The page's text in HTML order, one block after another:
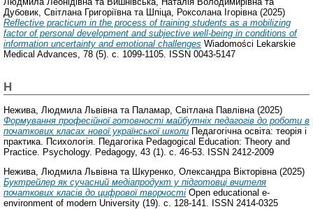
Дубовик, Світлана Григоріївната Шпіца, Роксолана Ігорівна(2025)
Reflective practicum in the process of training students as a mobilizing
factor of personal development and subjective well-being in conditions of
information uncertainty and emotional challenges Wiadomości Lekarskie
Medical Advances, 78 (5). с. 1099-1105. ISSN 0043-5147
Н
Нежива, Людмила Львівна та Паламар, Світлана Павлівна (2025)
Формування професійної готовності майбутніх педагогів до роботи в
початкових класах нової української школи Педагогічна освіта: теорія і
практика. Психологія. Педагогіка Pedagogical Education: Theory and
Practice. Psychology. Pedagogy, 43 (1). с. 46-53. ISSN 2412-2009
Нежива, Людмила Львівна та Шкуренко, Олександра Вікторівна (2025)
Буктрейлер як сучасний медіапродукт у підготовці вчителя
початкових класів до цифрової творчості Open educational e-
environment of modern University (19). с. 128-141. ISSN 2414-0325